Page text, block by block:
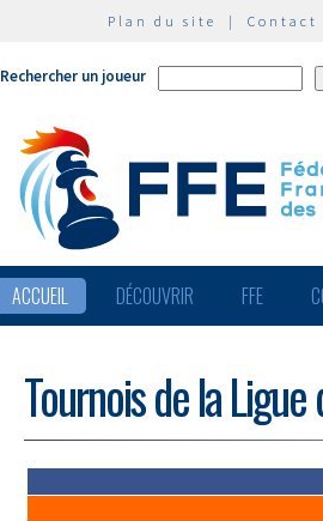
Plan du site | Contact
Rechercher un joueur
ACCUEIL DÉCOUVRIR FFE
Tournois de la Ligue